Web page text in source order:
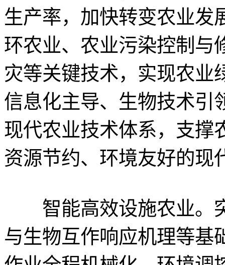
生产率，加快转变农业发
环农业、农业污染控制与
灾等关键技术，实现农业
信息化主导、生物技术引
现代农业技术体系，支撑
资源节约、环境友好的现
智能高效设施农业。
与生物互作响应机理等基